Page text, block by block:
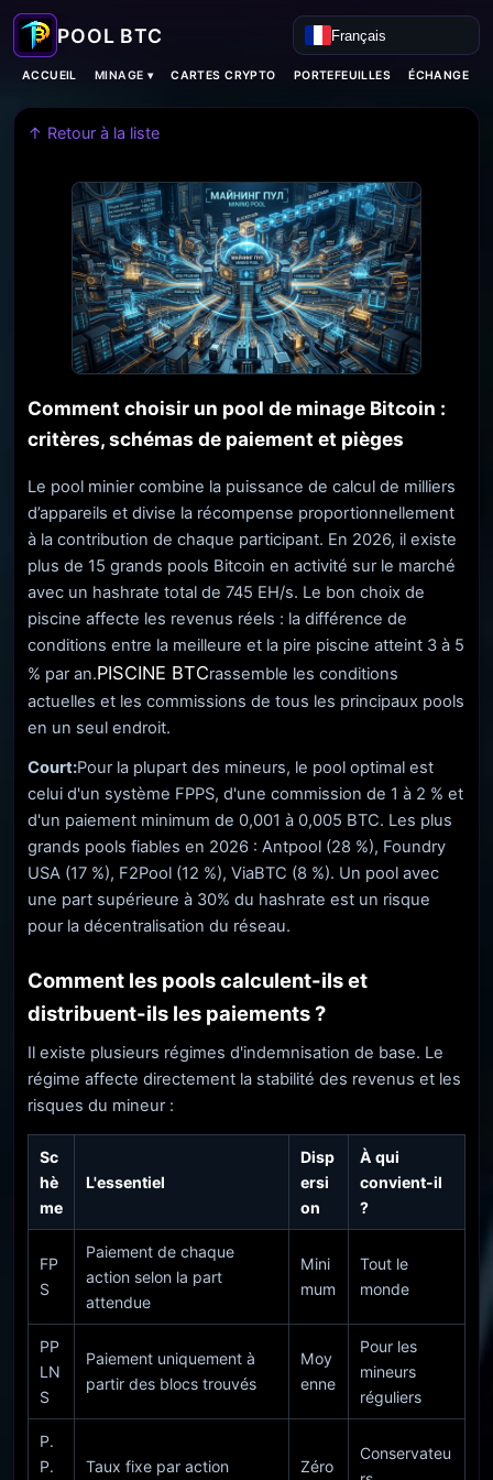
Français
ACCUEIL MINAGE ▾ CARTES CRYPTO PORTEFEUILLES ÉCHANGE
↑ Retour à la liste
Comment choisir un pool de minage Bitcoin :
critères, schémas de paiement et pièges
Le pool minier combine la puissance de calcul de milliers
d’appareils et divise la récompense proportionnellement
à la contribution de chaque participant. En 2026, il existe
plus de 15 grands pools Bitcoin en activité sur le marché
avec un hashrate total de 745 EH/s. Le bon choix de
piscine affecte les revenus réels : la différence de
conditions entre la meilleure et la pire piscine atteint 3 à 5
% par an.PISCINE BTCrassemble les conditions
actuelles et les commissions de tous les principaux pools
en un seul endroit.
Court:Pour la plupart des mineurs, le pool optimal est
celui d'un système FPPS, d'une commission de 1 à 2 % et
d'un paiement minimum de 0,001 à 0,005 BTC. Les plus
grands pools fiables en 2026 : Antpool (28 %), Foundry
USA (17 %), F2Pool (12 %), ViaBTC (8 %). Un pool avec
une part supérieure à 30% du hashrate est un risque
pour la décentralisation du réseau.
Comment les pools calculent-ils et
distribuent-ils les paiements ?
Il existe plusieurs régimes d'indemnisation de base. Le
régime affecte directement la stabilité des revenus et les
risques du mineur :
Sc
hè
me
L'essentiel
Disp
ersi
on
À qui
convient-il
?
FP
S
Paiement de chaque
action selon la part
attendue
Mini
mum
Tout le
monde
PP
LN
S
Paiement uniquement à
partir des blocs trouvés
Moy
enne
Pour les
mineurs
réguliers
P.
P.
Taux fixe par action Zéro
Conservateu